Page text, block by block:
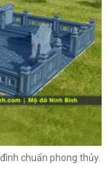
chuẩn phong thủy.